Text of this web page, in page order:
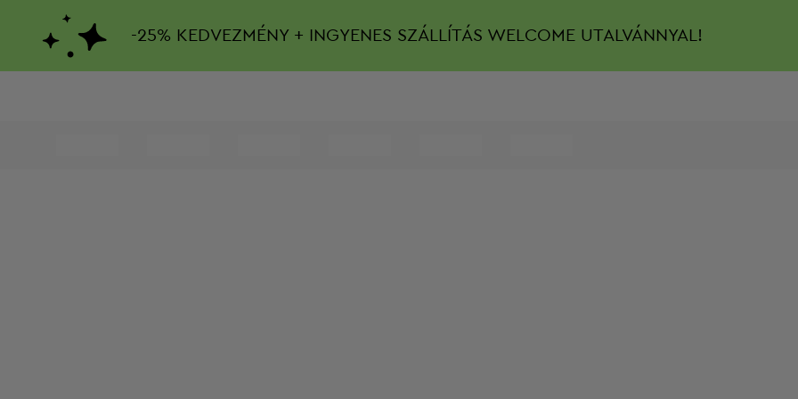
-25% KEDVEZMÉNY + INGYENES SZÁLLÍTÁS WELCOME UTALVÁNNYAL!